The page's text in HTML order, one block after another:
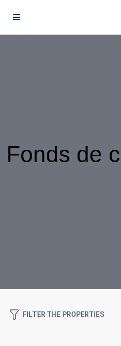
Fonds de
FILTER THE PROPERTIES